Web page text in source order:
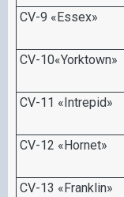
CV-9 «Essex»
CV-10«Yorktown»
CV-11 «Intrepid»
CV-12 «Hornet»
CV-13 «Franklin»